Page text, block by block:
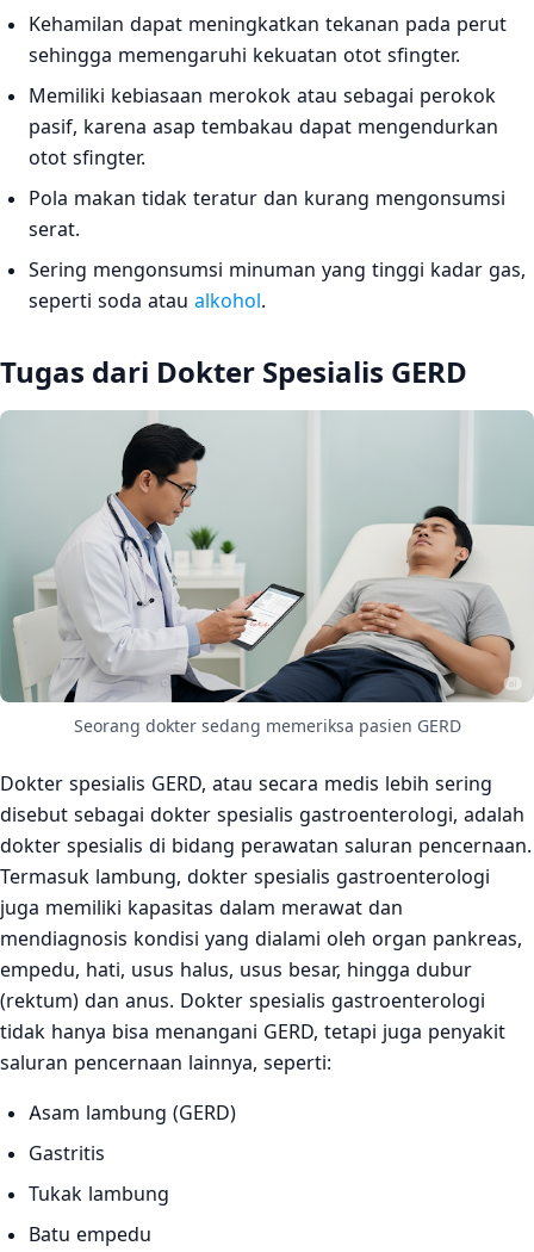
Kehamilan dapat meningkatkan tekanan pada perut
sehingga memengaruhi kekuatan otot sfingter.
Memiliki kebiasaan merokok atau sebagai perokok
pasif, karena asap tembakau dapat mengendurkan
otot sfingter.
Pola makan tidak teratur dan kurang mengonsumsi
serat.
Sering mengonsumsi minuman yang tinggi kadar gas,
seperti soda atau alkohol.
Tugas dari Dokter Spesialis GERD
Seorang dokter sedang memeriksa pasien GERD
Dokter spesialis GERD, atau secara medis lebih sering
disebut sebagai dokter spesialis gastroenterologi, adalah
dokter spesialis di bidang perawatan saluran pencernaan.
Termasuk lambung, dokter spesialis gastroenterologi
juga memiliki kapasitas dalam merawat dan
mendiagnosis kondisi yang dialami oleh organ pankreas,
empedu, hati, usus halus, usus besar, hingga dubur
(rektum) dan anus. Dokter spesialis gastroenterologi
tidak hanya bisa menangani GERD, tetapi juga penyakit
saluran pencernaan lainnya, seperti:
Asam lambung (GERD)
Gastritis
Tukak lambung
Batu empedu